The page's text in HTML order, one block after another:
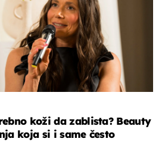
koži da zablista? Beauty
koja si i same često